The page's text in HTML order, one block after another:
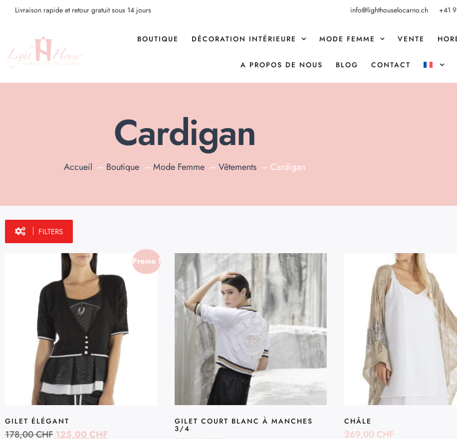
Livraison rapide et retour gratuit sous 14 jours info@lighthouselocarno.ch +41
BOUTIQUE DÉCORATION INTÉRIEURE MODE FEMME VENTE
A PROPOS DE NOUS BLOG CONTACT
Cardigan
Accueil Boutique Mode Femme Vêtements Cardigan
FILTERS
Promo !
GILET ÉLÉGANT
178,00CHF 125,00 CHF
GILET COURT BLANC À MANCHES
3/4
CHÂLE
269,00 CHF